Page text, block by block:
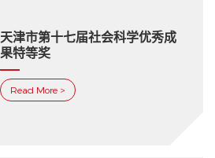
天津市第十七届社会科学优秀成
果特等奖
Read More >